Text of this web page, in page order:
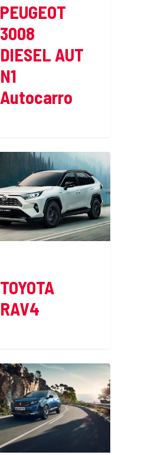
PEUGEOT
3008
DIESEL AUT
N1
Autocarro
TOYOTA
RAV4